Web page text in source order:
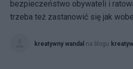
bezpieczeństwo obywateli i
trzeba też zastanowić się jak
kreatywny wandal na blogu